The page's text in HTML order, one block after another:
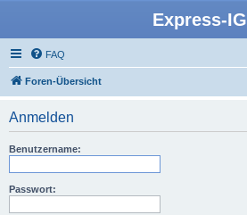
Express-IG
FAQ
Foren-Übersicht
Anmelden
Benutzername:
Passwort: